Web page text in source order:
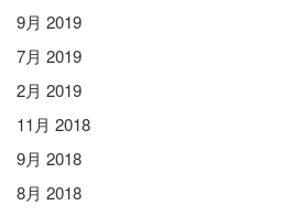
9月 2019
7月 2019
2月 2019
11月 2018
9月 2018
8月 2018